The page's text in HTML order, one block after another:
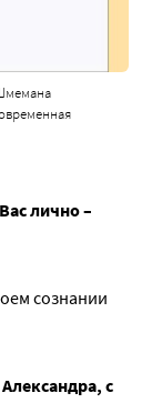
лично –
сознании
с